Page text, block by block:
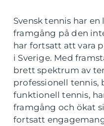
Svensk tennis har
framgång på den
har fortsatt att vara
i Sverige. Med
brett spektrum av
professionell tennis,
funktionell tennis,
framgång och ökat
fortsatt